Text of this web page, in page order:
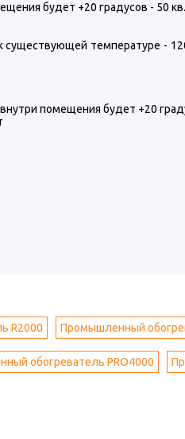
будет +20 градусов - 50
существующей температуре -
помещения будет +20
R2000 Промышленный
обогреватель PRO4000